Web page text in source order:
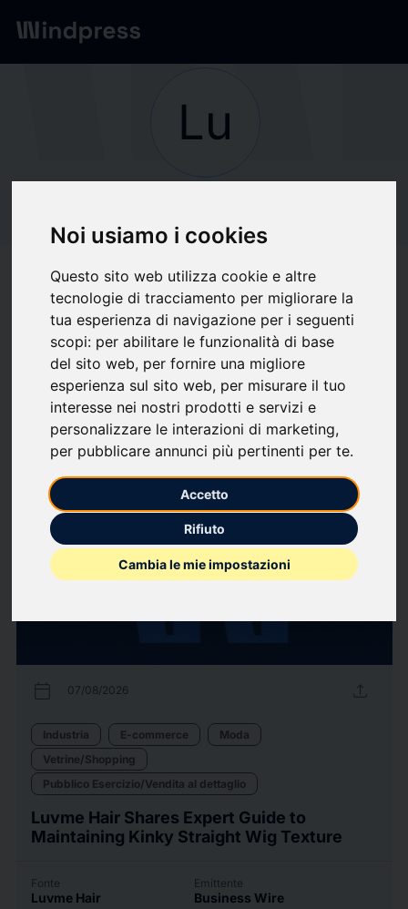
Noi usiamo i cookies
Questo sito web utilizza cookie e altre
tecnologie di tracciamento per migliorare la
tua esperienza di navigazione per i seguenti
scopi: per abilitare le funzionalità di base
del sito web, per fornire una migliore
esperienza sul sito web, per misurare il tuo
interesse nei nostri prodotti e servizi e
personalizzare le interazioni di marketing,
per pubblicare annunci più pertinenti per te.
Accetto
Rifiuto
Cambia le mie impostazioni
Network/Società
Lu
Luvme Hair
favorite Segui aggiornamenti
Di cosa scriviamo
E-commerceIndustria ModaPubblico Esercizio/Vendita al dettaglio
Vetrine/Shopping
comunicati stampa Guarda tutti i comunicati
calendar_today 07/08/2026 upload
Industria E-commerce
Moda
Vetrine/Shopping
Pubblico Esercizio/Vendita al dettaglio
Luvme Hair Shares Expert Guide to
Maintaining Kinky Straight Wig Texture
Fonte
Luvme Hair
Emittente
Business Wire